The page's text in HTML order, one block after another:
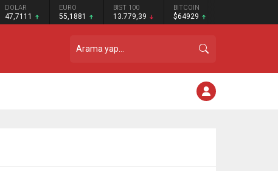
DOLAR
47,7111
EURO
55,1881
BIST 100
13.779,39
BITCOIN
$64929